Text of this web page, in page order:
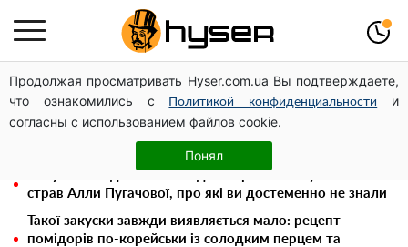
Продолжая просматривать Hyser.com.ua Вы подтверждаете,
что ознакомились с
Политикой конфиденциальности
и
согласны с использованием файлов cookie.
Понял
На стадіоні «Спартак» у Києві відбувся товариський
матч між командами посольств США та Франції
Гола Олена Тополя у цікавих позах змусила відвисати
щелепи: злив відео – було лише початком
страв Алли Пугачової, про які ви достеменно не знали
Такої закуски завжди виявляється мало: рецепт
помідорів по-корейськи із солодким перцем та